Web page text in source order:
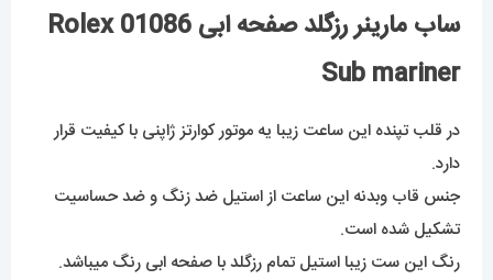
ساب مارینر رزگلد صفحه ابی 01086 Rolex
Sub mariner
در قلب تپنده این ساعت زیبا یه موتور کوارتز ژاپنی با کیفیت قرار
دارد.
جنس قاب وبدنه این ساعت از استیل ضد زنگ و ضد حساسیت
تشکیل شده است.
رنگ این ست زیبا استیل تمام رزگلد با صفحه ابی رنگ میباشد.